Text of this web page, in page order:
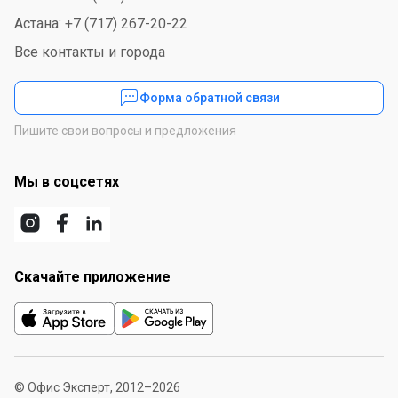
Астана: +7 (717) 267-20-22
Все контакты и города
Форма обратной связи
Пишите свои вопросы и предложения
Мы в соцсетях
Скачайте приложение
© Офис Эксперт, 2012–2026